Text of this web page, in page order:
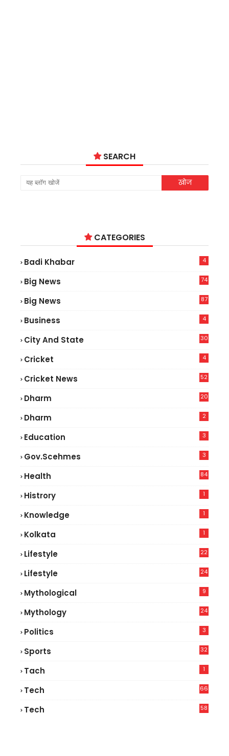
SEARCH
CATEGORIES
Badi Khabar 4
Big News
74
Big News
87
Business 4
City And State 30
Cricket 4
Cricket News
52
Dharm 20
Dharm 2
Education 3
Gov.scehmes 3
Health
84
Histrory 1
Knowledge 1
Kolkata 1
Lifestyle
22
Lifestyle
24
Mythological 9
Mythology 24
Politics 3
Sports 32
Tach 1
Tech
66
Tech
58